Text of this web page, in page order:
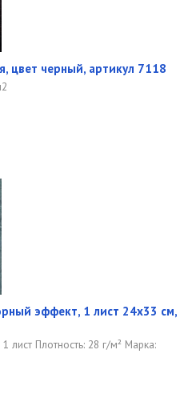
цвет черный, артикул 7118
эффект, 1 лист 24х33 см,
лист Плотность: 28 г/м² Марка: